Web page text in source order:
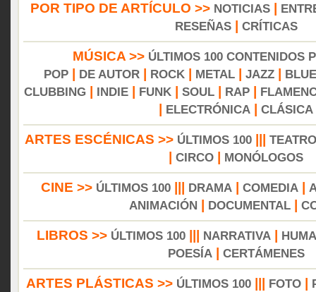
POR TIPO DE ARTÍCULO >> NOTICIAS|
RESEÑAS| CRÍTICAS
MÚSICA >> ÚLTIMOS 100 CONTENIDOS
POP
DE AUTOR ROCK METAL JAZZ
CLUBBING
INDIE FUNK SOUL RAP
ELECTRÓNICA CLÁSICA
ARTES ESCÉNICAS >> ÚLTIMOS 100||| TEATRO
CIRCO MONÓLOGOS
CINE >> ÚLTIMOS 100 DRAMA COMEDIA
ANIMACIÓN
DOCUMENTAL|
LIBROS >> ÚLTIMOS 100 NARRATIVA
POESÍA| CERTÁMENES
ARTES PLÁSTICAS >> ÚLTIMOS 100 FOTO